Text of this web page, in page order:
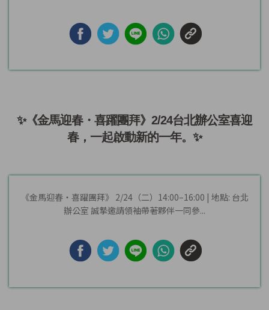
✨《金馬迎春・喜躍團拜》2/24台北辦公室喜迎
春，一起啟動新的一年。✨
《金馬迎春・喜躍團拜》 2/24（二）14:00–16:00 | 地點: 台北
辦公室 誠摯邀請領袖帶著夥伴一同參...